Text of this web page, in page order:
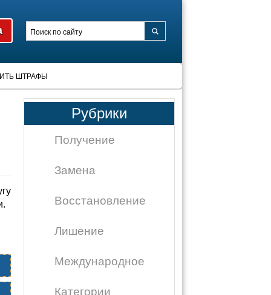
ШТРАФЫ
Рубрики
Получение
Замена
Восстановление
Лишение
Международное
Категории